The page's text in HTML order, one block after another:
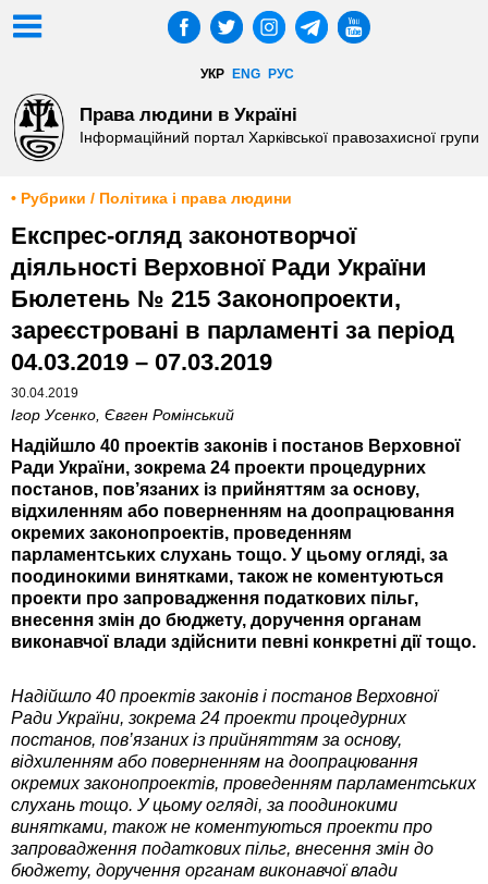
УКР ENG РУС
Права людини в Україні
Інформаційний портал Харківської правозахисної групи
• Рубрики / Політика і права людини
Експрес-огляд законотворчої
діяльності Верховної Ради України
Бюлетень № 215 Законопроекти,
зареєстровані в парламенті за період
04.03.2019 – 07.03.2019
30.04.2019
Ігор Усенко, Євген Ромінський
Надійшло 40 проектів законів і постанов Верховної
Ради України, зокрема 24 проекти процедурних
постанов, пов’язаних із прийняттям за основу,
відхиленням або поверненням на доопрацювання
окремих законопроектів, проведенням
парламентських слухань тощо. У цьому огляді, за
поодинокими винятками, також не коментуються
проекти про запровадження податкових пільг,
внесення змін до бюджету, доручення органам
виконавчої влади здійснити певні конкретні дії тощо.
Надійшло 40 проектів законів і постанов Верховної
Ради України, зокрема 24 проекти процедурних
постанов, пов’язаних із прийняттям за основу,
відхиленням або поверненням на доопрацювання
окремих законопроектів, проведенням парламентських
слухань тощо. У цьому огляді, за поодинокими
винятками, також не коментуються проекти про
запровадження податкових пільг, внесення змін до
бюджету, доручення органам виконавчої влади